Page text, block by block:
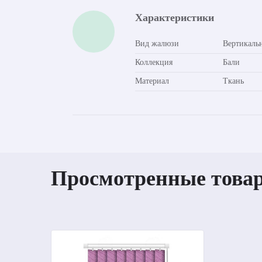
Характеристики
Вид жалюзи
Коллекция Бали
Материал Ткань
Просмотренные